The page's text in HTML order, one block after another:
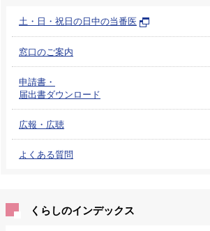
土・日・祝日の日中の当番医
窓口のご案内
申請書・
届出書ダウンロード
広報・広聴
よくある質問
くらしのインデックス